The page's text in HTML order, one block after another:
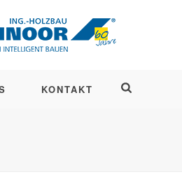
KONTAKT